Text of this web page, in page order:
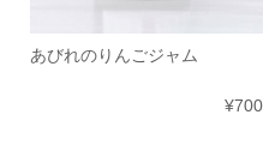
あびれのりんごジャム
¥700